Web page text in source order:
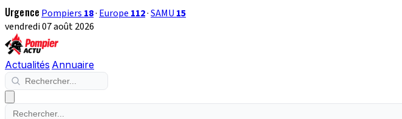
Urgence Pompiers 18· Europe 112·SAMU 15
vendredi 07 août 2026
Actualités Annuaire